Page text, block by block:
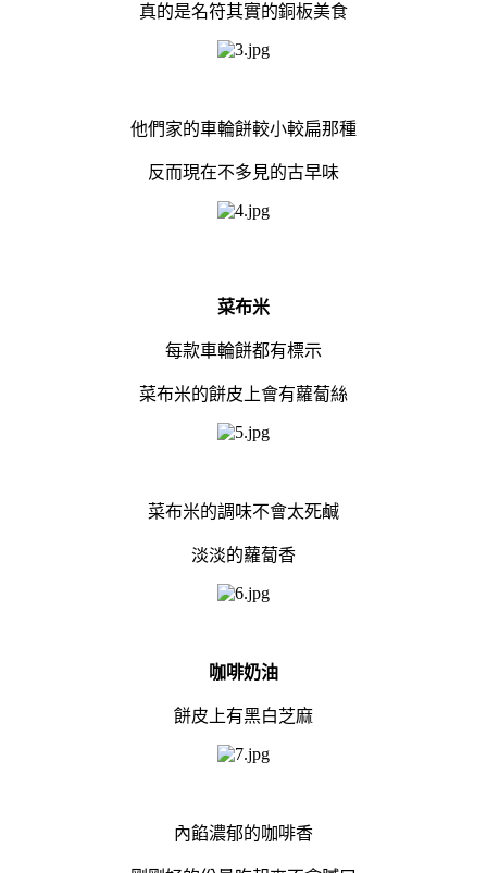
真的是名符其實的銅板美食
他們家的車輪餅較小較扁那種
反而現在不多見的古早味
菜布米
每款車輪餅都有標示
菜布米的餅皮上會有蘿蔔絲
菜布米的調味不會太死鹹
淡淡的蘿蔔香
咖啡奶油
餅皮上有黑白芝麻
內餡濃郁的咖啡香